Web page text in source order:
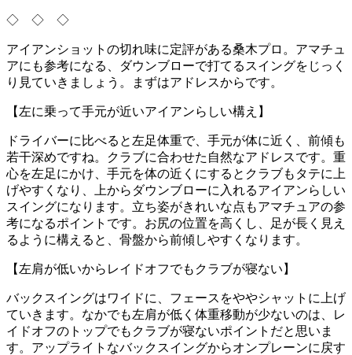
◇ ◇ ◇
アイアンショットの切れ味に定評がある桑木プロ。アマチュ
アにも参考になる、ダウンブローで打てるスイングをじっく
り見ていきましょう。まずはアドレスからです。
【左に乗って手元が近いアイアンらしい構え】
ドライバーに比べると左足体重で、手元が体に近く、前傾も
若干深めですね。クラブに合わせた自然なアドレスです。重
心を左足にかけ、手元を体の近くにするとクラブもタテに上
げやすくなり、上からダウンブローに入れるアイアンらしい
スイングになります。立ち姿がきれいな点もアマチュアの参
考になるポイントです。お尻の位置を高くし、足が長く見え
るように構えると、骨盤から前傾しやすくなります。
【左肩が低いからレイドオフでもクラブが寝ない】
バックスイングはワイドに、フェースをややシャットに上げ
ていきます。なかでも左肩が低く体重移動が少ないのは、レ
イドオフのトップでもクラブが寝ないポイントだと思いま
す。アップライトなバックスイングからオンプレーンに戻す